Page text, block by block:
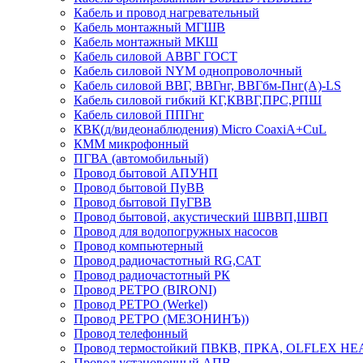
Кабель и провод нагревательный
Кабель монтажный МГШВ
Кабель монтажный МКШ
Кабель силовой АВВГ ГОСТ
Кабель силовой NYM однопроволочный
Кабель силовой ВВГ, ВВГнг, ВВГбм-Пнг(А)-LS
Кабель силовой гибкий КГ,КВВГ,ПРС,РПШ
Кабель силовой ППГнг
КВК(д/видеонаблюдения) Micro CoaxiA+CuL
КММ микрофонный
ПГВА (автомобильный)
Провод бытовой АПУНП
Провод бытовой ПуВВ
Провод бытовой ПуГВВ
Провод бытовой, акустический ШВВП,ШВП
Провод для водопогружных насосов
Провод компьютерный
Провод радиочастотный RG,САТ
Провод радиочастотный РК
Провод РЕТРО (BIRONI)
Провод РЕТРО (Werkel)
Провод РЕТРО (МЕЗОНИНЪ))
Провод телефонный
Провод термостойкий ПВКВ, ПРКА, OLFLEX